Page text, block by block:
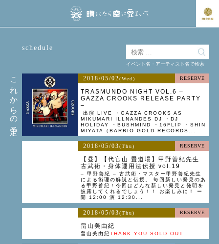
これからの予定
schedule
2018/05/02(Wed) RESERVE
TRASMUNDO NIGHT VOL.6 –
GAZZA CROOKS RELEASE PARTY
–
出演 LIVE ・GAZZA CROOKS AS
MIKUMARI ILLNANDES DJ ・DJ
HOLIDAY ・BUSHMIND ・16FLIP ・SHIN
MIYATA（BARRIO GOLD RECORDS...
2018/05/03(Thu) RESERVE
【昼】【代官山 畳道場】甲野善紀先生
古武術・身体運用法伝授 vol.19
– 甲野善紀 – 古武術・マスター甲野善紀先生
による術理の解説と伝授。 毎回新しい発見のあ
る甲野善紀！今回はどんな新しい発見と発明を
披露してくれるでしょう！！ お楽しみに！ ー
開 12:00 演 12:30...
2018/05/03(Thu) RESERVE
畠山美由紀
畠山美由紀 THANK YOU SOLD OUT
イベント名・アーティスト名で検索